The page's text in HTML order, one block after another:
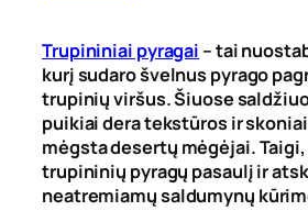
Trupininiai pyragai – tai
kurį sudaro švelnus pyrago
trupinių viršus. Šiuose
puikiai dera tekstūros ir
mėgsta desertų mėgėjai.
trupininių pyragų pasaulį ir
neatremiamų saldumynų